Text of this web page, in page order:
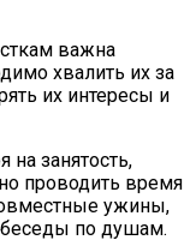
важна
хвалить их за
их интересы и
на занятость,
проводить время
ужины,
беседы по душам.